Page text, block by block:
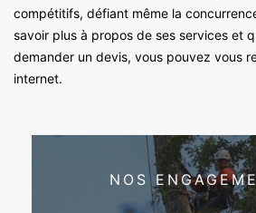
compétitifs, défiant même la
savoir plus à propos de ses services et
demander un devis, vous pouvez vous
internet.
NOS